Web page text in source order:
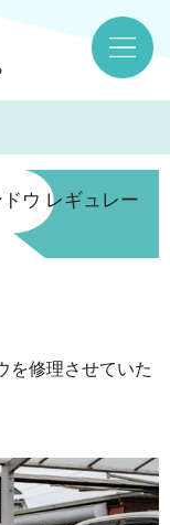
ウ レギュレー
を修理させていた